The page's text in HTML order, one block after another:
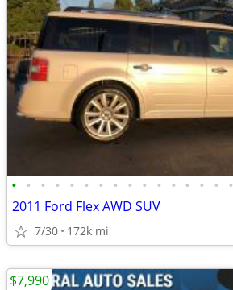
• • • • • • • • • • • • • • • •
2011 Ford Flex AWD SUV
7/30 172k mi
$7,990